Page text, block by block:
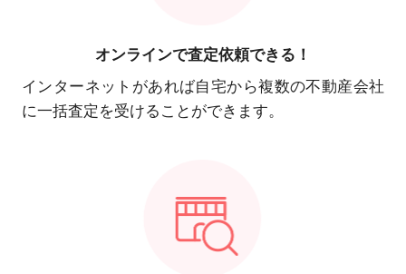
オンラインで査定依頼できる！
インターネットがあれば自宅から複数の不動産会社
に一括査定を受けることができます。